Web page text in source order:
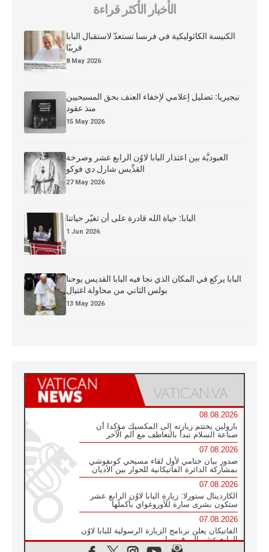
الأخبار الأكثر قراءة
الكنيسة الكاثوليكية في فرنسا تستعدّ لاستقبال البابا
قريبًا
8 May 2026
نيجيريا: تضليل إعلامي لإخفاء العنف بحق المسيحيين
منذ عقود
15 May 2026
العبوديَّة بين اعتذار البابا لاوُن الرابع عشر وصرخة
القدِّيس شارل دي فوكو
27 May 2026
البابا: حياة الله قادرة على أن تغيّر حياتنا
1 Jun 2026
البابا يركع في المكان الذي نجا فيه البابا القديس يوحنا
بولس الثاني من محاولة اغتيال
13 May 2026
08.08.2026
بارولين يختتم زيارته إلى المكسيك مؤكدا أن
صناعة السلام تبدأ بالتعاطف مع ألم الآخر
07.08.2026
صدور بيان ختامي لأول لقاء مسيحي كونفوشي
بمشاركة الدائرة الفاتيكانية للحوار بين الأديان
07.08.2026
الكاردينال ستورلا: زيارة البابا لاوُن الرابع عشر
ستكون بشرى سارة للأوروغواي بأكملها
07.08.2026
الفاتيكان يعلن برنامج الزيارة الرسولية للبابا لاوُن
الرابع عشر إلى فرنسا